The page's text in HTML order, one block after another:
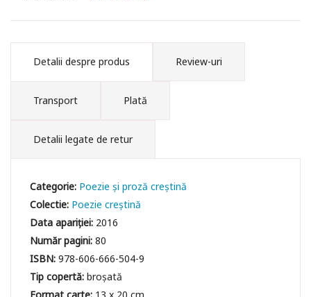
Detalii despre produs Review-uri
Transport Plată
Detalii legate de retur
Categorie: Poezie și proză creștină
Colectie: Poezie creștină
Data apariției: 2016
Număr pagini:80
ISBN:978-606-666-504-9
Tip copertă:broșată